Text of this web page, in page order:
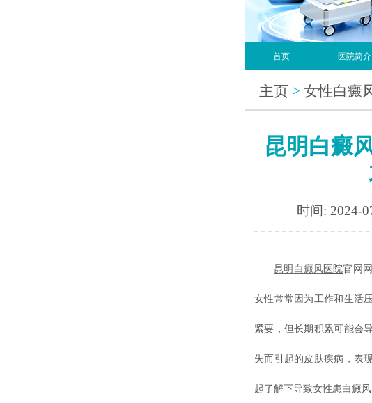
首页 医院简介
主页 > 女性白癜
昆明白癜
时间: 2024-
昆明 白癜风 医院官网
女性常常因为工作和生活
紧要，但长期积累可能会
失而引起的皮肤疾病，表
起了解下导致女性患白癜